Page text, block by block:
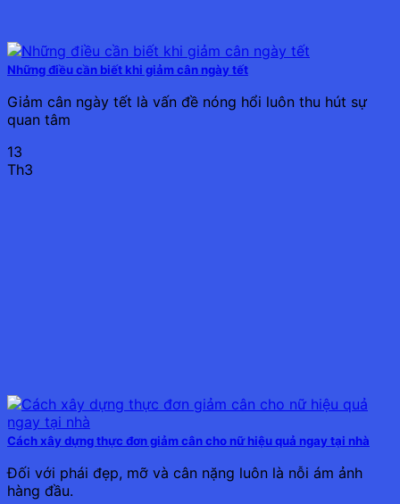
Những điều cần biết khi giảm cân ngày tết
Giảm cân ngày tết là vấn đề nóng hổi luôn thu hút sự
quan tâm
13
Th3
Cách xây dựng thực đơn giảm cân cho nữ hiệu quả ngay tại nhà
Đối với phái đẹp, mỡ và cân nặng luôn là nỗi ám ảnh
hàng đầu.